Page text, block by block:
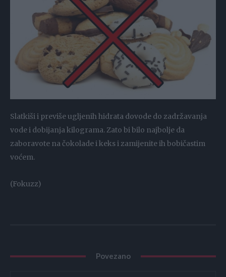
Slatkiši i previše ugljenih hidrata dovode do zadržavanja
vode i dobijanja kilograma. Zato bi bilo najbolje da
zaboravote na čokolade i keks i zamijenite ih bobičastim
voćem.
(Fokuzz)
Povezano